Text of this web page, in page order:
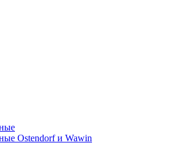
Ostendorf и Wawin